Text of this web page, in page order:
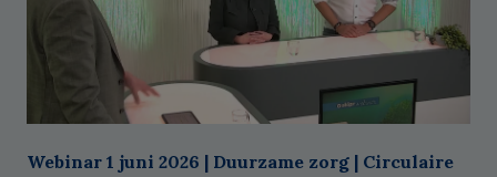
Webinar 1 juni 2026 | Duurzame zorg | Circulaire